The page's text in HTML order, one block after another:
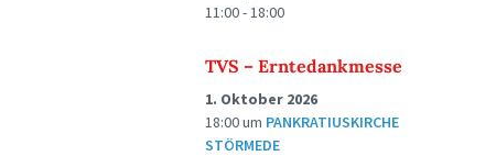
11:00 - 18:00
TVS – Erntedankmesse
1. Oktober 2026
18:00um PANKRATIUSKIRCHE
STÖRMEDE